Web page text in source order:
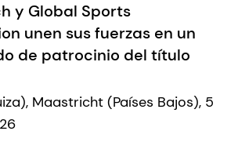
y Global Sports
unen sus fuerzas en un
de patrocinio del título
Maastricht (Países Bajos), 5